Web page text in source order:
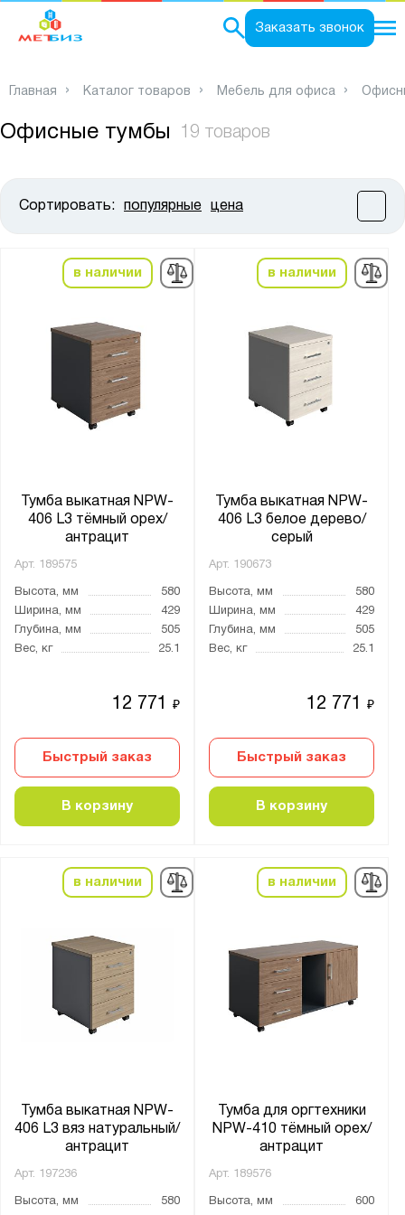
Заказать звонок
Главная Каталог товаров Мебель для офиса
Офисные тумбы 19 товаров
Сортировать: популярные цена
в наличии
Тумба выкатная NPW-
406 L3 тёмный орех/
антрацит
Арт. 189575
Высота, мм
580
Ширина, мм
429
Глубина, мм
505
Вес, кг
25.1
12 771₽
Быстрый заказ
В корзину
в наличии
Тумба выкатная NPW-
406 L3 белое дерево/
серый
Арт. 190673
Высота, мм
580
Ширина, мм
429
Глубина, мм
505
Вес, кг
25.1
12 771₽
Быстрый заказ
В корзину
в наличии
Тумба выкатная NPW-
406 L3 вяз натуральный/
антрацит
Арт. 197236
Высота, мм 580
в наличии
Тумба для оргтехники
NPW-410 тёмный орех/
антрацит
Арт. 189576
Высота, мм 600
от
Ширина, мм:
от до
Тип покрытия поверхности:
порошковое
Толщина:
ЛДСП
Цвет:
Светло-серый (RAL 7035)
Страна производства:
Промет